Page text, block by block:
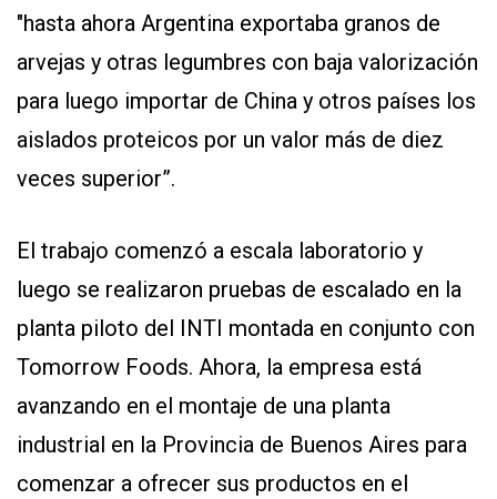
"hasta ahora Argentina exportaba granos de
arvejas y otras legumbres con baja valorización
para luego importar de China y otros países los
aislados proteicos por un valor más de diez
veces superior”.
El trabajo comenzó a escala laboratorio y
luego se realizaron pruebas de escalado en la
planta piloto del INTI montada en conjunto con
Tomorrow Foods. Ahora, la empresa está
avanzando en el montaje de una planta
industrial en la Provincia de Buenos Aires para
comenzar a ofrecer sus productos en el